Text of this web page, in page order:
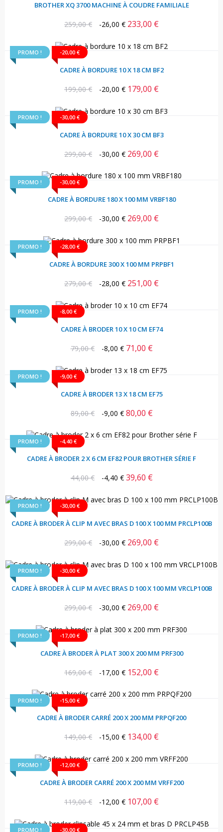
BROTHER XQ 3700 MACHINE À COUDRE FAMILIALE
Prix
259,00 € -26,00 € Prix
233,00 €
PROMO ! -20,00 €
CADRE À BORDURE 10 X 18 CM BF2
Prix
199,00 € -20,00 € Prix
179,00 €
PROMO ! -30,00 €
CADRE À BORDURE 10 X 30 CM BF3
Prix
299,00 € -30,00 € Prix
269,00 €
PROMO ! -30,00 €
CADRE À BORDURE 180 X 100 MM VRBF180
Prix
299,00 € -30,00 € Prix
269,00 €
PROMO ! -28,00 €
CADRE À BORDURE 300 X 100 MM PRPBF1
Prix
279,00 € -28,00 € Prix
251,00 €
PROMO ! -8,00 €
CADRE À BRODER 10 X 10 CM EF74
Prix
79,00 € -8,00 € Prix
71,00 €
PROMO ! -9,00 €
CADRE À BRODER 13 X 18 CM EF75
Prix
89,00 € -9,00 € Prix
80,00 €
PROMO ! -4,40 €
CADRE À BRODER 2 X 6 CM EF82 POUR BROTHER SÉRIE F
Prix
44,00 € -4,40 € Prix
39,60 €
PROMO ! -30,00 €
CADRE À BRODER À CLIP M AVEC BRAS D 100 X 100 MM PRCLP100B
Prix
299,00 € -30,00 € Prix
269,00 €
PROMO ! -30,00 €
CADRE À BRODER À CLIP M AVEC BRAS D 100 X 100 MM VRCLP100B
Prix
299,00 € -30,00 € Prix
269,00 €
PROMO ! -17,00 €
CADRE À BRODER À PLAT 300 X 200 MM PRF300
Prix
169,00 € -17,00 € Prix
152,00 €
PROMO ! -15,00 €
CADRE À BRODER CARRÉ 200 X 200 MM PRPQF200
Prix
149,00 € -15,00 € Prix
134,00 €
PROMO ! -12,00 €
CADRE À BRODER CARRÉ 200 X 200 MM VRFF200
Prix
119,00 € -12,00 € Prix
107,00 €
PROMO ! -30,00 €